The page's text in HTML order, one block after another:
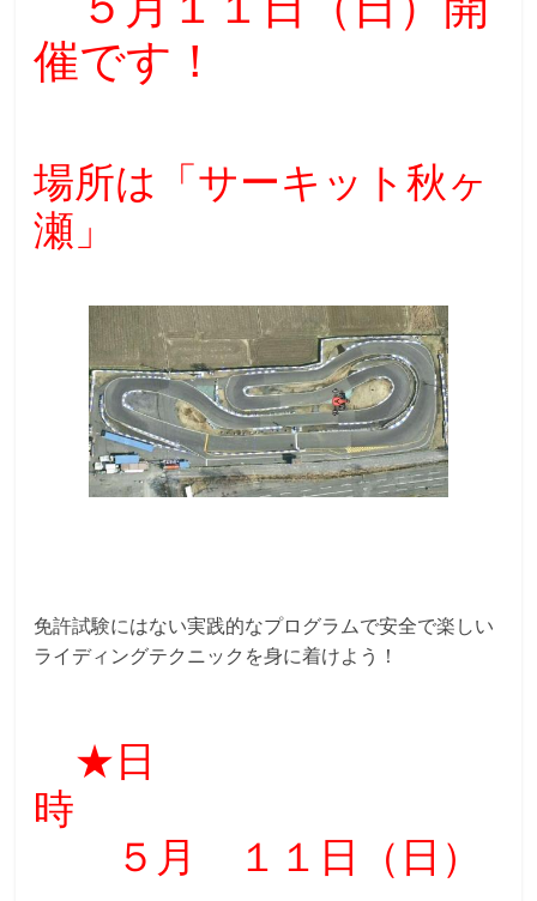
催です！
場所は「サーキット秋ヶ
瀬」
免許試験にはない実践的なプログラムで安全で楽しい
ライディングテクニックを身に着けよう！
★日
時
５月 １１日（日）